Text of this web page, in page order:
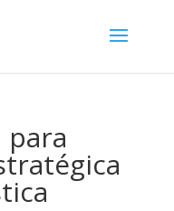
para